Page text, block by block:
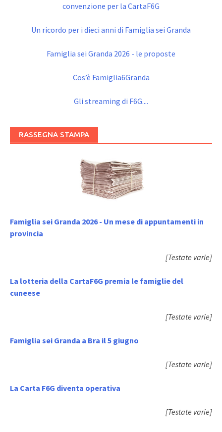
convenzione per la CartaF6G
Un ricordo per i dieci anni di Famiglia sei Granda
Famiglia sei Granda 2026 - le proposte
Cos’è Famiglia6Granda
Gli streaming di F6G....
RASSEGNA STAMPA
Famiglia sei Granda 2026 - Un mese di appuntamenti in
provincia
[Testate varie]
La lotteria della CartaF6G premia le famiglie del
cuneese
[Testate varie]
Famiglia sei Granda a Bra il 5 giugno
[Testate varie]
La Carta F6G diventa operativa
[Testate varie]